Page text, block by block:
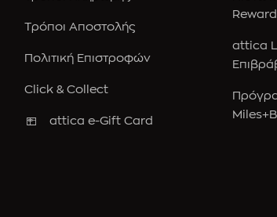
Τρόποι Αποστολής
Πολιτική Επιστροφών
Click & Collect
attica e-Gift Card
attica